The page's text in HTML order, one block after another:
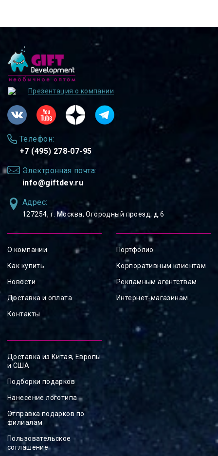
Презентация о компании
Телефон:
+7 (495) 278-07-95
Электронная почта:
info@giftdev.ru
Адрес:
127254, ⁠г. Москва, Огородный проезд, д.6
О компании
Как купить
Новости
Доставка и оплата
Контакты
Портфолио
Корпоративным клиентам
Рекламным агентствам
Интернет-магазинам
Доставка из Китая, Европы
и США
Подборки подарков
Нанесение логотипа
Отправка подарков по
филиалам
Пользовательское
соглашение